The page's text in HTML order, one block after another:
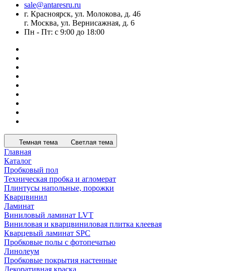
sale@antaresru.ru
г. Красноярск, ул. Молокова, д. 46
г. Москва, ул. Вернисажная, д. 6
Пн - Пт: с 9:00 до 18:00
Темная тема Светлая тема
Главная
Каталог
Пробковый пол
Техническая пробка и агломерат
Плинтусы напольные, порожки
Кварцвинил
Ламинат
Виниловый ламинат LVT
Виниловая и кварцвиниловая плитка клеевая
Кварцевый ламинат SPC
Пробковые полы с фотопечатью
Линолеум
Пробковые покрытия настенные
Декоративная краска